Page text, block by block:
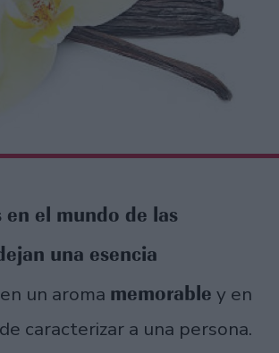
en el mundo de las
una esencia
un aroma memorable y en
caracterizar a una persona.